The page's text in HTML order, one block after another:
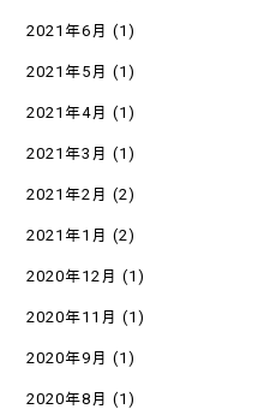
2021年6月 (1)
2021年5月 (1)
2021年4月 (1)
2021年3月 (1)
2021年2月 (2)
2021年1月 (2)
2020年12月 (1)
2020年11月 (1)
2020年9月 (1)
2020年8月 (1)